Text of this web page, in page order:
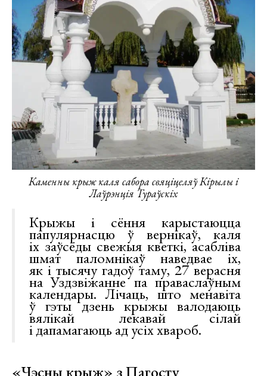
Каменны крыж каля сабора свяціцеляў Кірылы і
Лаўрэнція Тураўскіх
Крыжы і сёння карыстаюцца
папулярнасцю ў вернікаў, каля
іх заўсёды свежыя кветкі, асабліва
шмат паломнікаў наведвае іх,
як і тысячу гадоў таму, 27 верасня
на Уздзвіжанне па праваслаўным
календары. Лічаць, што менавіта
ў гэты дзень крыжы валодаюць
вялікай лекавай сілай
і дапамагаюць ад усіх хвароб.